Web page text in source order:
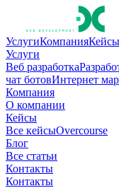
УслугиКомпанияКейсы
Услуги
Веб разработка
чат ботовИнтернет
Компания
О компании
Кейсы
Все кейсыOvercourse
Блог
Все статьи
Контакты
Контакты